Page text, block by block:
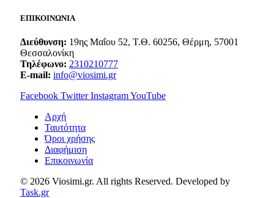
ΕΠΙΚΟΙΝΩΝΙΑ
Διεύθυνση: 19ης Μαΐου 52, Τ.Θ. 60256, Θέρμη, 57001
Θεσσαλονίκη
Τηλέφωνο: 2310210777
E-mail: info@viosimi.gr
Facebook Twitter InstagramYouTube
Aρχή
Ταυτότητα
Όροι χρήσης
Διαφήμιση
Επικοινωνία
© 2026 Viosimi.gr. All rights Reserved. Developed by
Task.gr